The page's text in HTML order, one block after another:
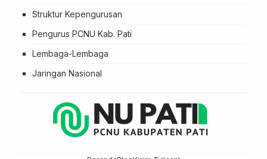
Struktur Kepengurusan
Pengurus PCNU Kab. Pati
Lembaga-Lembaga
Jaringan Nasional